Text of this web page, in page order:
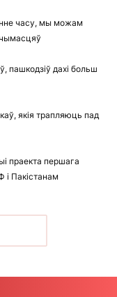
часу, мы можам
пашкодзіў дахі больш
якія трапляюць пад
праекта першага
Пакістанам